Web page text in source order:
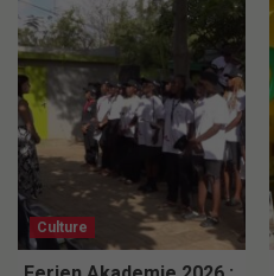
Culture